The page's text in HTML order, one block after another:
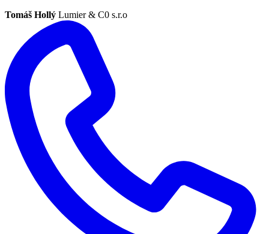
Tomáš Hollý Lumier & C0 s.r.o